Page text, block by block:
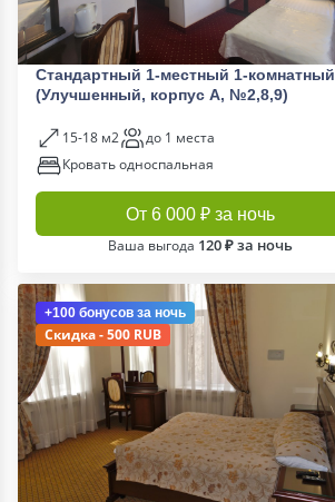
Стандартный 1-местный 1-комнатный
(Улучшенный, корпус А, №2,8,9)
15-18 м2
до 1 места
Кровать односпальная
От 6 000 ₽ за ночь
Ваша выгода 120 ₽ за ночь
+100 бонусов за ночь
Скидка - 500 RUB